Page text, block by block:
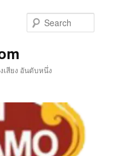
เสียง อันดับหนึ่ง